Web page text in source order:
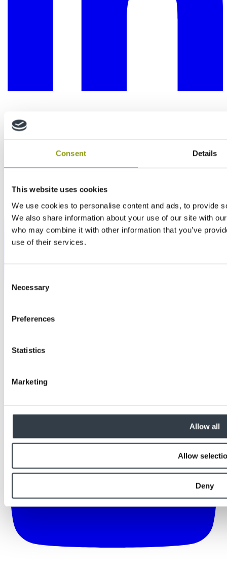
Consent Details
This website uses cookies
We use cookies to personalise content and ads, to provide
We also share information about your use of our site with
who may combine it with other information that you’ve
use of their services.
Selection
Necessary
Preferences
Statistics
Marketing
Allow all
Allow
Deny